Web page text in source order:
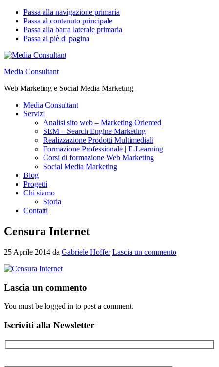
Passa alla navigazione primaria
Passa al contenuto principale
Passa alla barra laterale primaria
Passa al piè di pagina
Media Consultant
Web Marketing e Social Media Marketing
Media Consultant
Servizi
Analisi sito web – Marketing Oriented
SEM – Search Engine Marketing
Realizzazione Prodotti Multimediali
Formazione Professionale | E-Learning
Corsi di formazione Web Marketing
Social Media Marketing
Blog
Progetti
Chi siamo
Storia
Contatti
Censura Internet
25 Aprile 2014 da Gabriele Hoffer Lascia un commento
Interazioni
lettore
Lascia un commento
You must be logged in to post a comment.
Barra
laterale
primaria
Iscriviti alla Newsletter